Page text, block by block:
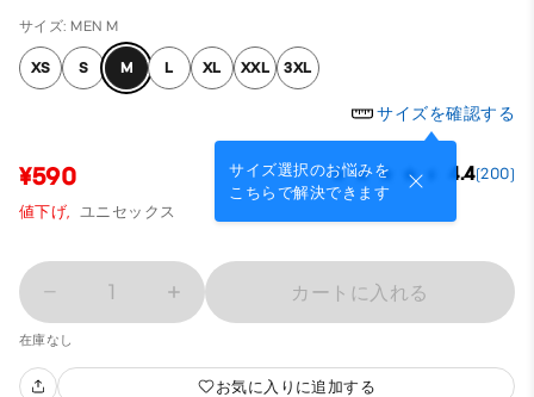
サイズ: MEN M
XS S M L XL XXL 3XL
サイズを確認する
サイズ選択のお悩みを
こちらで解決できます
¥590 4.4(200)
値下げ, ユニセックス
1 カートに入れる
在庫なし
お気に入りに追加する